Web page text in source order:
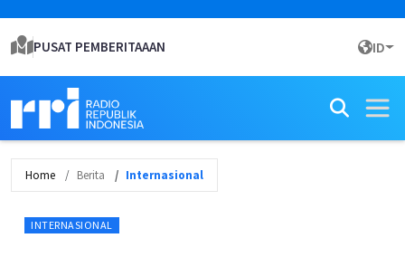
PUSAT PEMBERITAAAN ID
Home Berita Internasional
INTERNASIONAL